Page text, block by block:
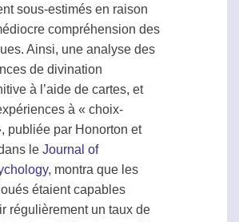
sous-estimés en raison
compréhension des
Ainsi, une analyse des
de divination
à l’aide de cartes, et
à « choix-
publiée par Honorton et
le Journal of
, montra que les
étaient capables
régulièrement un taux de